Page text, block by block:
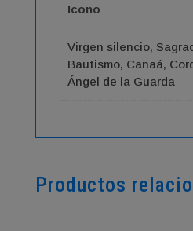
Icono
Virgen silencio,
Bautismo, Canaá,
Ángel de la Guarda
Productos